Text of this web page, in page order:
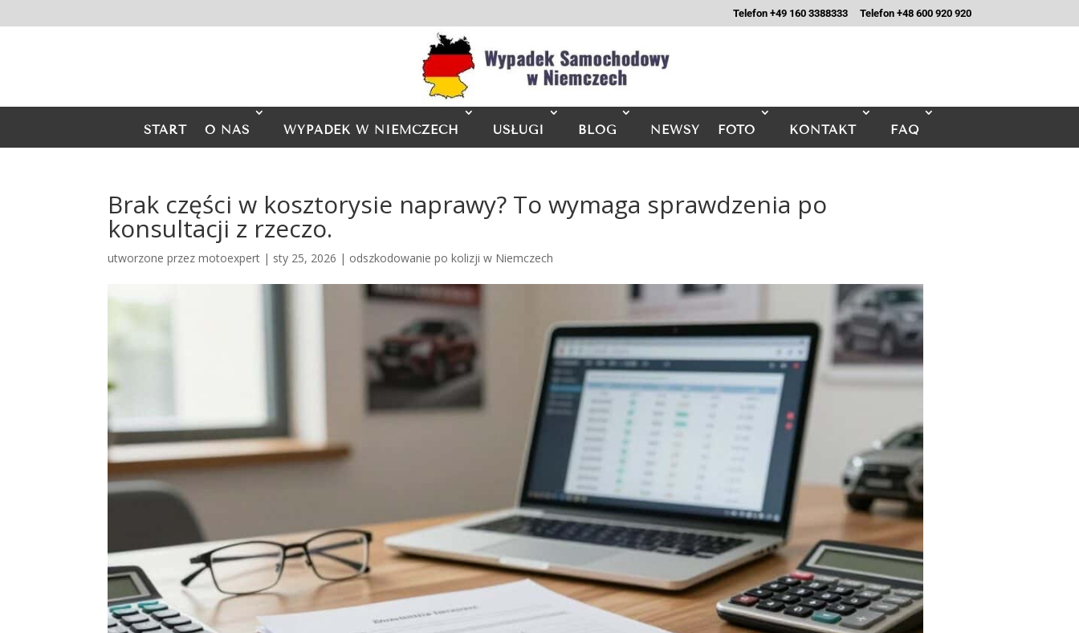
Telefon +49 160 3388333 Telefon +48 600 920 920
START O NAS WYPADEK W NIEMCZECH USŁUGI BLOG NEWSY FOTO KONTAKT FAQ
Brak części w kosztorysie naprawy? To wymaga sprawdzenia po
konsultacji z rzeczo.
utworzone przezmotoexpert | sty 25, 2026 | odszkodowanie po kolizji w Niemczech